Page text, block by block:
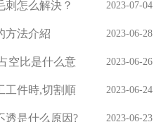
刺怎么解決？ 2023-07-04
方法介紹 2023-06-28
空比是什么意 2023-06-26
工件時,切割順 2023-06-24
透是什么原因? 2023-06-23